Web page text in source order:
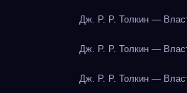
Дж. Р. Р. Толкин —
Дж. Р. Р. Толкин —
Дж. Р. Р. Толкин —